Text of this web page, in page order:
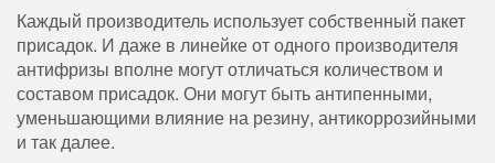
Каждый производитель использует собственный пакет
присадок. И даже в линейке от одного производителя
антифризы вполне могут отличаться количеством и
составом присадок. Они могут быть антипенными,
уменьшающими влияние на резину, антикоррозийными
и так далее.